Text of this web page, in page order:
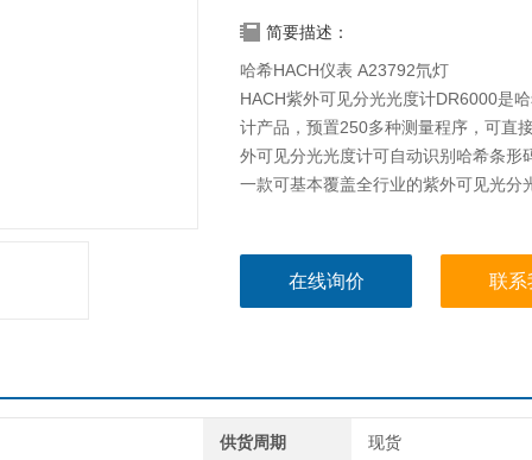
简要描述：
哈希HACH仪表 A23792氘灯
HACH紫外可见分光光度计DR6000是
计产品，预置250多种测量程序，可直
外可见分光光度计可自动识别哈希条形
一款可基本覆盖全行业的紫外可见光分
在线询价 联系
供货周期 现货